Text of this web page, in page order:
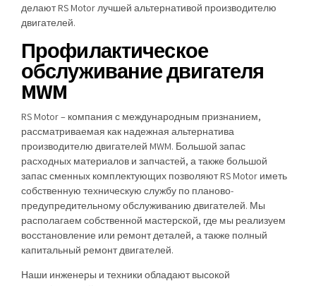
делают RS Motor лучшей альтернативой производителю
двигателей.
Профилактическое
обслуживание двигателя
MWM
RS Motor – компания с международным признанием,
рассматриваемая как надежная альтернатива
производителю двигателей MWM. Большой запас
расходных материалов и запчастей, а также большой
запас сменных комплектующих позволяют RS Motor иметь
собственную техническую службу по планово-
предупредительному обслуживанию двигателей. Мы
располагаем собственной мастерской, где мы реализуем
восстановление или ремонт деталей, а также полный
капитальный ремонт двигателей.
Наши инженеры и техники обладают высокой